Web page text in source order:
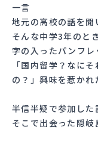
一言
地元の高校の話を聞
そんな中学3年のと
字の入ったパンフレ
「国内留学？なに
の？」興味を惹かれ
半信半疑で参加した
そこで出会った隠岐